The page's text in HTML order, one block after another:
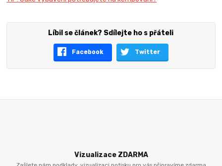
Líbil se článek? Sdílejte ho s přáteli
Facebook Twitter
Vizualizace ZDARMA